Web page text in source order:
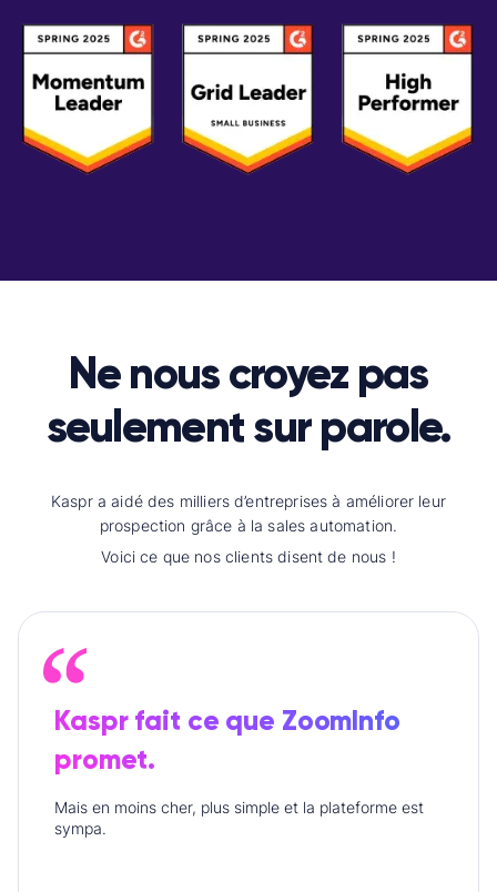
Ne nous croyez pas
seulement sur parole.
Kaspr a aidé des milliers d’entreprises à améliorer leur
prospection grâce à la sales automation.
Voici ce que nos clients disent de nous !
Kaspr fait ce que ZoomInfo
promet.
Mais en moins cher, plus simple et la plateforme est
sympa.